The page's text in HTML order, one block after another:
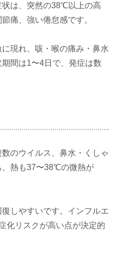
状は、突然の38℃以上の高
痛、強い倦怠感です。
現れ、咳・喉の痛み・鼻水
間は1〜4日で、発症は数
のウイルス、鼻水・くしゃ
、熱も37〜38℃の微熱が
しやすいです。インフルエ
化リスクが高い点が決定的